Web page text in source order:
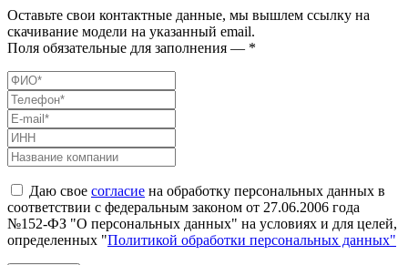
Оставьте свои контактные данные, мы вышлем ссылку на
скачивание модели на указанный email.
Поля обязательные для заполнения — *
Даю свое согласие на обработку персональных данных в
соответствии с федеральным законом от 27.06.2006 года
№152-ФЗ "О персональных данных" на условиях и для целей,
определенных "Политикой обработки персональных данных"